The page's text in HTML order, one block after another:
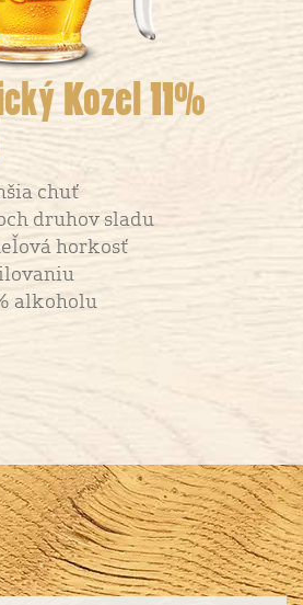
Kozel 11%
chuť
druhov sladu
horkosť
alkoholu